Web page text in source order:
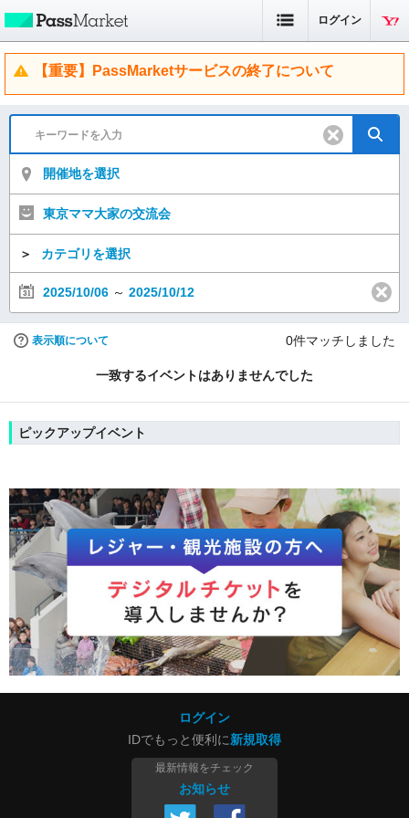
ログイン
【重要】PassMarketサービスの終了について
開催地を選択
東京ママ大家の交流会
＞ カテゴリを選択
2025/10/06 ～ 2025/10/12
表示順について 0件マッチしました
一致するイベントはありませんでした
ピックアップイベント
ログイン
IDでもっと便利に新規取得
最新情報をチェック
お知らせ